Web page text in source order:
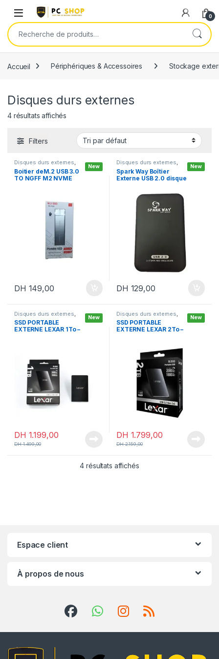
Skip to navigation
Skip to content
0
Recherche pour :
Accueil Périphériques & Accessoires Stockage
Disques durs externes
4 résultats affichés
Filters
New
Disques durs externes
Périphériques &
Accessoires,Stockage
externe
Boitier deM.2 USB 3.0
TO NGFF M2 NVME
DH 149,00
New
Disques durs externes
Périphériques &
Accessoires,Stockage
externe
Spark Way Boîtier
Externe USB 2.0 disque
DH 129,00
New
Disques durs externes
Périphériques &
Accessoires,Stockage
externe
SSD PORTABLE
EXTERNE LEXAR 1To –
DH 1.199,00
DH1.499,00
New
Disques durs externes
Périphériques &
Accessoires,Stockage
externe
SSD PORTABLE
EXTERNE LEXAR 2To –
DH 1.799,00
DH2.159,00
4 résultats affichés
Espace client
À propos de nous